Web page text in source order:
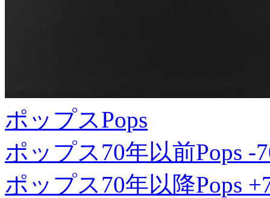
ポップスPops
ポップス70年以前Pops -
ポップス70年以降Pops